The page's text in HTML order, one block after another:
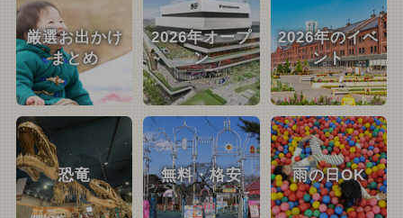
厳選お出かけ
まとめ
2026年オープ
ン
2026年のイベ
ント
恐竜 無料・格安 雨の日OK